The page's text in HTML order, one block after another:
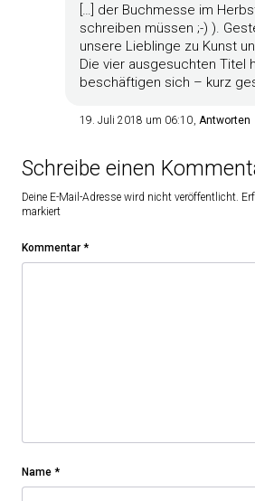
[…] der Buchmesse im
schreiben müssen ;-) ).
unsere Lieblinge zu Kunst
Die vier ausgesuchten Titel
beschäftigen sich – kurz
19. Juli 2018 um 06:10 Antworten
Schreibe einen
Deine E-Mail-Adresse wird nicht veröffentlicht.
markiert
Kommentar *
Name *